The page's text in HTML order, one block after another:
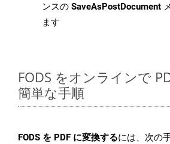
ンスの SaveAsPostDocument
ます
FODS をオンラインで
簡単な手順
FODS を PDF に変換するには、次の